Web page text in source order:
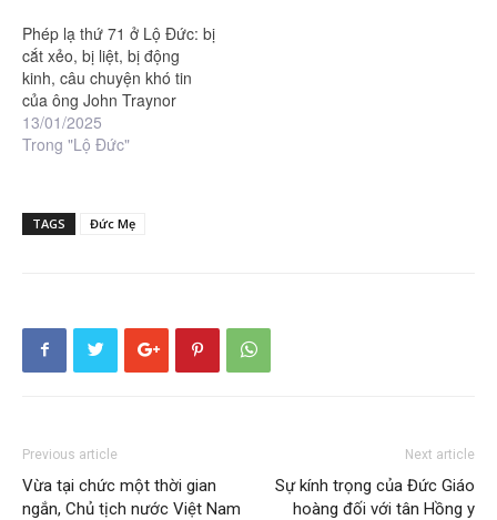
Phép lạ thứ 71 ở Lộ Đức: bị
cắt xẻo, bị liệt, bị động
kinh, câu chuyện khó tin
của ông John Traynor
13/01/2025
Trong "Lộ Đức"
TAGS Đức Mẹ
Previous article
Vừa tại chức một thời gian
ngắn, Chủ tịch nước Việt Nam
Next article
Sự kính trọng của Đức Giáo
hoàng đối với tân Hồng y